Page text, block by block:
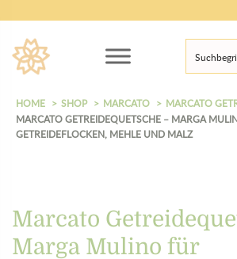
HOME SHOP MARCATO
MARCATO
MARCATO GETREIDEQUETSCHE – MARGA
GETREIDEFLOCKEN, MEHLE UND MALZ
Marcato
Marga Mulino für